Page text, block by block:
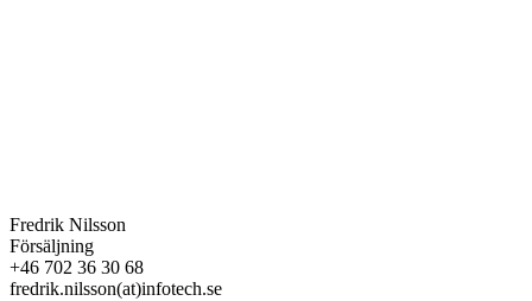
Fredrik Nilsson
Försäljning
+46 702 36 30 68
fredrik.nilsson(at)infotech.se